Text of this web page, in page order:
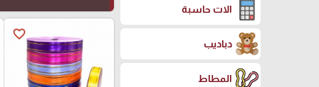
الات حاسبة
دباديب
المطاط
favorite_border